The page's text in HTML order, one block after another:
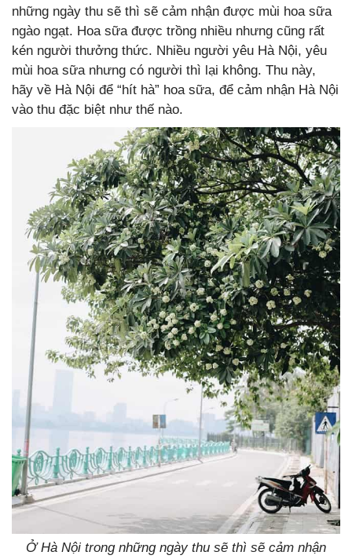
những ngày thu sẽ thì sẽ cảm nhận được mùi hoa sữa
ngào ngạt. Hoa sữa được trồng nhiều nhưng cũng rất
kén người thưởng thức. Nhiều người yêu Hà Nội, yêu
mùi hoa sữa nhưng có người thì lại không. Thu này,
hãy về Hà Nội để “hít hà” hoa sữa, để cảm nhận Hà Nội
vào thu đặc biệt như thế nào.
Ở Hà Nội trong những ngày thu sẽ thì sẽ cảm nhận